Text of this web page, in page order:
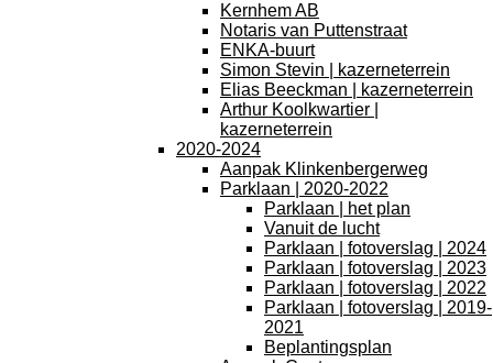
Kernhem AB
Notaris van Puttenstraat
ENKA-buurt
Simon Stevin | kazerneterrein
Elias Beeckman | kazerneterrein
Arthur Koolkwartier |
kazerneterrein
2020-2024
Aanpak Klinkenbergerweg
Parklaan | 2020-2022
Parklaan | het plan
Vanuit de lucht
Parklaan | fotoverslag | 2024
Parklaan | fotoverslag | 2023
Parklaan | fotoverslag | 2022
Parklaan | fotoverslag | 2019-
2021
Beplantingsplan